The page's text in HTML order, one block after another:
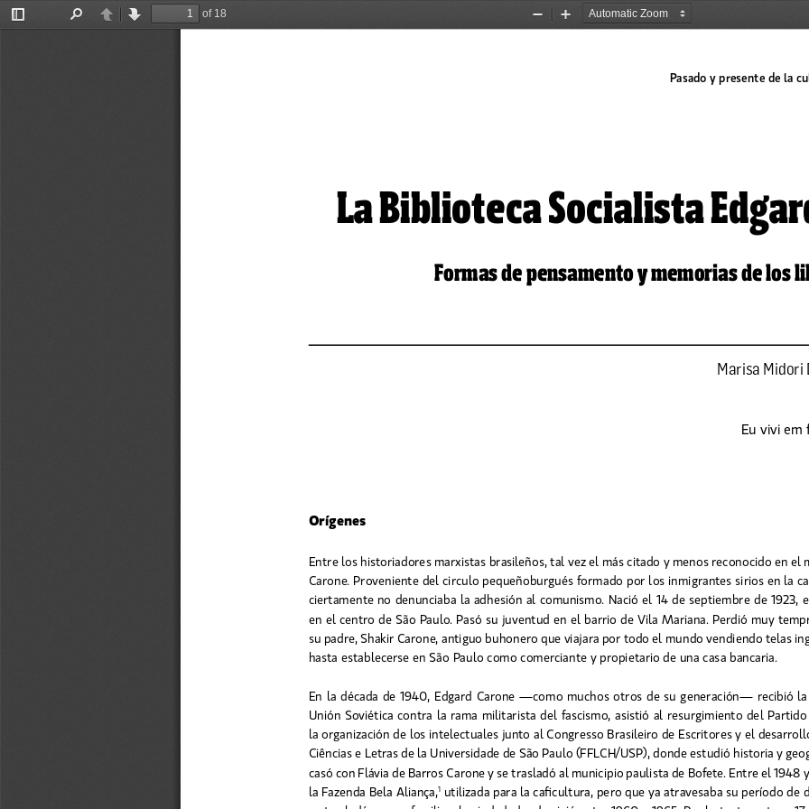
Toggle
PreviousNext
of 18
Zoom
Zoom
La Biblioteca Socialista
Formas de pensamento y memorias de los
Marisa Midori
Eu vivi em
Orígenes
Entre los historiadores marxistas brasileños, tal vez el más citado y menos reconocido en el
Carone. Proveniente del circulo pequeñoburgués formado por los inmigrantes sirios en la
ciertamente no denunciaba la adhesión al comunismo. Nació el 14 de septiembre de 1923,
en el centro de São Paulo. Pasó su juventud en el barrio de Vila Mariana. Perdió muy
su padre, Shakir Carone, antiguo buhonero que viajara por todo el mundo vendiendo telas
hasta establecerse en São Paulo como comerciante y propietario de una casa bancaria.
En la década de 1940, Edgard Carone —como muchos otros de su generación— recibió
Unión Soviética contra la rama militarista del fascismo, asistió al resurgimiento del
la organización de los intelectuales junto al Congresso Brasileiro de Escritores y el
Ciências e Letras de la Universidade de São Paulo (FFLCH/USP), donde estudió historia y
casó con Flávia de Barros Carone y se trasladó al municipio paulista de Bofete. Entre el 1948
la Fazenda Bela Aliança, 1 utilizada para la caficultura, pero que ya atravesaba su período de